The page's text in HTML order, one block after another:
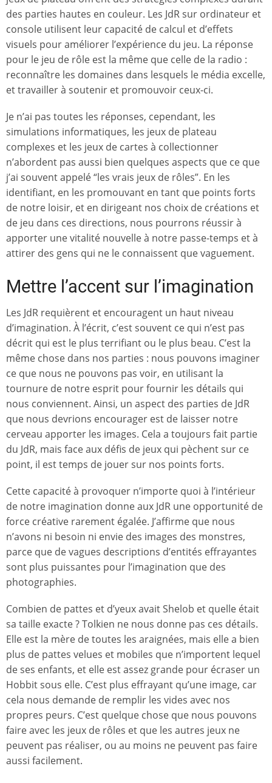
des parties hautes en couleur. Les JdR sur ordinateur et
console utilisent leur capacité de calcul et d’effets
visuels pour améliorer l’expérience du jeu. La réponse
pour le jeu de rôle est la même que celle de la radio :
reconnaître les domaines dans lesquels le média excelle,
et travailler à soutenir et promouvoir ceux-ci.
Je n’ai pas toutes les réponses, cependant, les
simulations informatiques, les jeux de plateau
complexes et les jeux de cartes à collectionner
n’abordent pas aussi bien quelques aspects que ce que
j’ai souvent appelé “les vrais jeux de rôles”. En les
identifiant, en les promouvant en tant que points forts
de notre loisir, et en dirigeant nos choix de créations et
de jeu dans ces directions, nous pourrons réussir à
apporter une vitalité nouvelle à notre passe-temps et à
attirer des gens qui ne le connaissent que vaguement.
Mettre l’accent sur l’imagination
Les JdR requièrent et encouragent un haut niveau
d’imagination. À l’écrit, c’est souvent ce qui n’est pas
décrit qui est le plus terrifiant ou le plus beau. C’est la
même chose dans nos parties : nous pouvons imaginer
ce que nous ne pouvons pas voir, en utilisant la
tournure de notre esprit pour fournir les détails qui
nous conviennent. Ainsi, un aspect des parties de JdR
que nous devrions encourager est de laisser notre
cerveau apporter les images. Cela a toujours fait partie
du JdR, mais face aux défis de jeux qui pèchent sur ce
point, il est temps de jouer sur nos points forts.
Cette capacité à provoquer n’importe quoi à l’intérieur
de notre imagination donne aux JdR une opportunité de
force créative rarement égalée. J’affirme que nous
n’avons ni besoin ni envie des images des monstres,
parce que de vagues descriptions d’entités effrayantes
sont plus puissantes pour l’imagination que des
photographies.
Combien de pattes et d’yeux avait Shelob et quelle était
sa taille exacte ? Tolkien ne nous donne pas ces détails.
Elle est la mère de toutes les araignées, mais elle a bien
plus de pattes velues et mobiles que n’importent lequel
de ses enfants, et elle est assez grande pour écraser un
Hobbit sous elle. C’est plus effrayant qu’une image, car
cela nous demande de remplir les vides avec nos
propres peurs. C’est quelque chose que nous pouvons
faire avec les jeux de rôles et que les autres jeux ne
peuvent pas réaliser, ou au moins ne peuvent pas faire
aussi facilement.